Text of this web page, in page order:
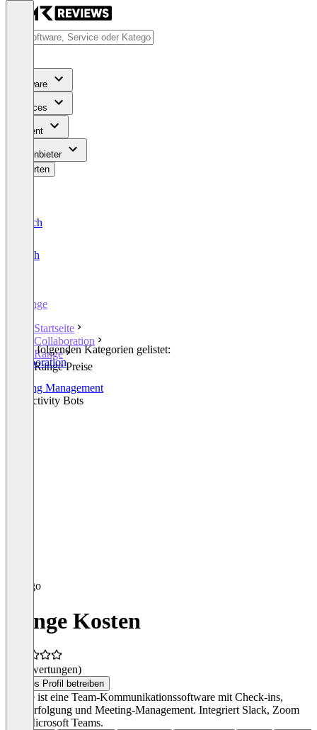
Software
Services
Content
Für Anbieter
Bewerten
Deutsch
English
Range
Startseite
Collaboration
Range
Range Preise
In den folgenden Kategorien gelistet:
Collaboration
Meeting Management
Productivity Bots
Range Kosten
(0 Bewertungen)
Dieses Profil betreiben
Range ist eine Team-Kommunikationssoftware mit Check-ins,
Zielverfolgung und Meeting-Management. Integriert Slack, Zoom
und Microsoft Teams.